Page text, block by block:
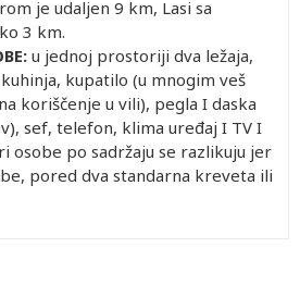
je udaljen 9 km, Lasi sa
3 km.
u jednoj prostoriji dva ležaja,
kupatilo (u mnogim veš
koriščenje u vili), pegla I daska
sef, telefon, klima uređaj I TV I
osobe po sadržaju se razlikuju jer
pored dva standarna kreveta ili